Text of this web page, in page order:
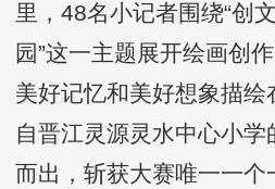
里，48名小记者围绕“创
园”这一主题展开绘画创
美好记忆和美好想象描
自晋江灵源灵水中心小
而出，斩获大赛唯一一个